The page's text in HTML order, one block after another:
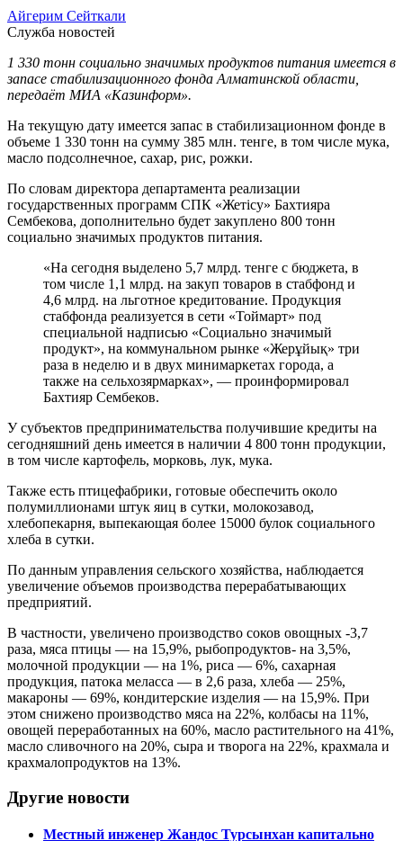
Айгерим Сейткали
Служба новостей
1 330 тонн социально значимых продуктов питания имеется в
запасе стабилизационного фонда Алматинской области,
передаёт МИА «Казинформ».
На текущую дату имеется запас в стабилизационном фонде в
объеме 1 330 тонн на сумму 385 млн. тенге, в том числе мука,
масло подсолнечное, сахар, рис, рожки.
По словам директора департамента реализации
государственных программ СПК «Жетісу» Бахтияра
Сембекова, дополнительно будет закуплено 800 тонн
социально значимых продуктов питания.
«На сегодня выделено 5,7 млрд. тенге с бюджета, в
том числе 1,1 млрд. на закуп товаров в стабфонд и
4,6 млрд. на льготное кредитование. Продукция
стабфонда реализуется в сети «Тоймарт» под
специальной надписью «Социально значимый
продукт», на коммунальном рынке «Жерұйық» три
раза в неделю и в двух минимаркетах города, а
также на сельхозярмарках», — проинформировал
Бахтияр Сембеков.
У субъектов предпринимательства получившие кредиты на
сегодняшний день имеется в наличии 4 800 тонн продукции,
в том числе картофель, морковь, лук, мука.
Также есть птицефабрики, готовые обеспечить около
полумиллионами штук яиц в сутки, молокозавод,
хлебопекарня, выпекающая более 15000 булок социального
хлеба в сутки.
По данным управления сельского хозяйства, наблюдается
увеличение объемов производства перерабатывающих
предприятий.
В частности, увеличено производство соков овощных -3,7
раза, мяса птицы — на 15,9%, рыбопродуктов- на 3,5%,
молочной продукции — на 1%, риса — 6%, сахарная
продукция, патока меласса — в 2,6 раза, хлеба — 25%,
макароны — 69%, кондитерские изделия — на 15,9%. При
этом снижено производство мяса на 22%, колбасы на 11%,
овощей переработанных на 60%, масло растительного на 41%,
масло сливочного на 20%, сыра и творога на 22%, крахмала и
крахмалопродуктов на 13%.
Другие новости
Местный инженер Жандос Турсынхан капитально